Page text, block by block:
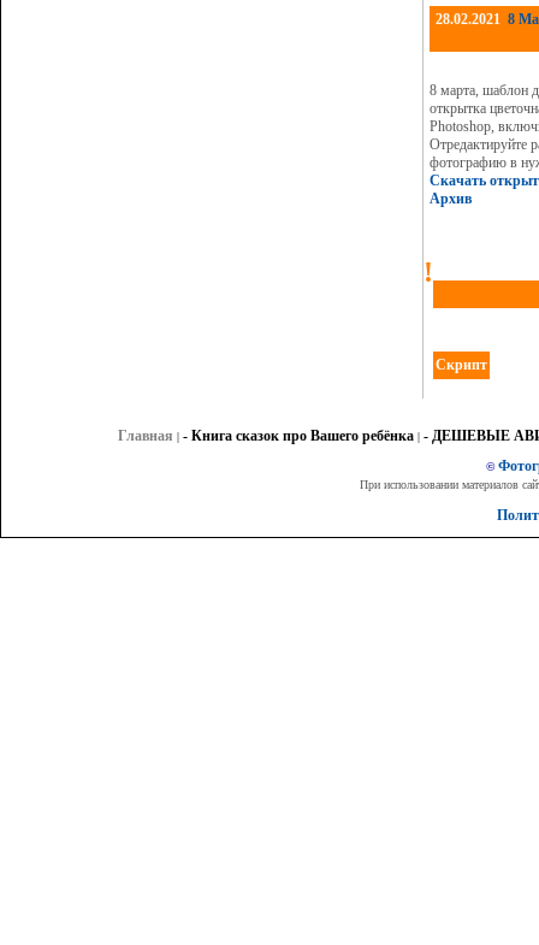
28.02.2021 8
8 марта, шаблон
открытка
Photoshop,
Отредактируйте
фотографию в
Скачать
Архив
!
Скрипт
Главная | - Книга сказок про Вашего ребёнка | - ДЕШЕВЫЕ
©
При использовании материалов